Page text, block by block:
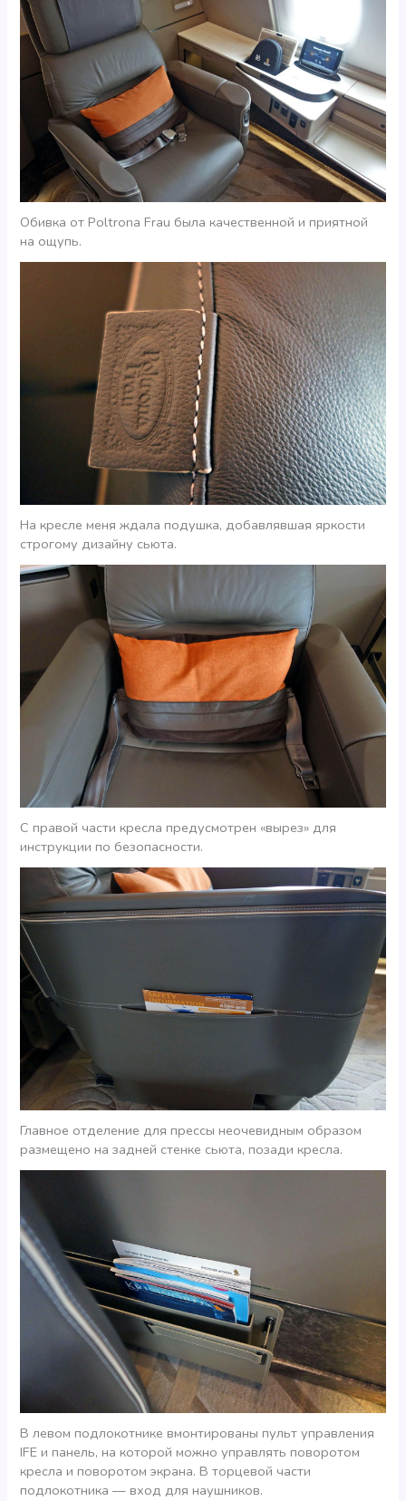
Обивка от Poltrona Frau была качественной и приятной
на ощупь.
На кресле меня ждала подушка, добавлявшая яркости
строгому дизайну сьюта.
С правой части кресла предусмотрен «вырез» для
инструкции по безопасности.
Главное отделение для прессы неочевидным образом
размещено на задней стенке сьюта, позади кресла.
В левом подлокотнике вмонтированы пульт управления
IFE и панель, на которой можно управлять поворотом
кресла и поворотом экрана. В торцевой части
подлокотника — вход для наушников.